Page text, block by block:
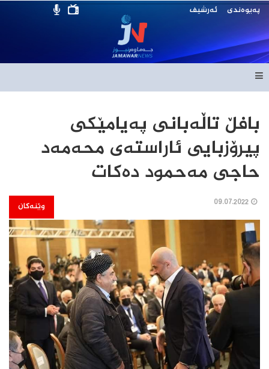
پەیوەندی ئەرشیف
بافڵ تاڵه‌بانی په‌یامێكی
پیرۆزبایی ئاراسته‌ی محه‌مه‌د
حاجی مه‌حمود ده‌كات
وێنەکان